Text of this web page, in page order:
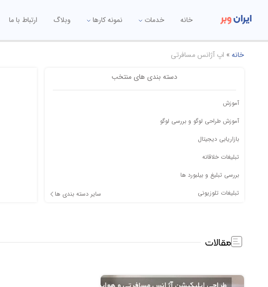
ایرانوبر خانه خدمات نمونه کارها وبلاگ ارتباط با ما
خانه» اپ آژانس مسافرتی
دسته بندی های منتخب
آموزش
آموزش طراحی لوگو و بررسی لوگو
بازاریابی دیجیتال
تبلیغات خلاقانه
بررسی تبلیغ و بیلبورد ها
تبلیغات تلوزیونی
سایر دسته بندی ها
مقالات